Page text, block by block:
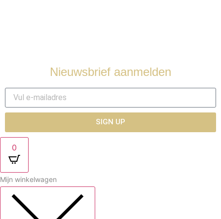
Nieuwsbrief aanmelden
SIGN UP
0
Mijn winkelwagen